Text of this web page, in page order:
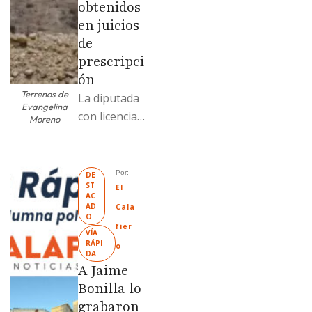
Terrenos de
Evangelina
Moreno
obtenidos
en juicios
de
prescripci
ón
La diputada
con licencia
antecedente
s de
prescripción
positiva; uno
fue
revendido
329% por
encima …
DE
ST
AC
AD
O
VÍA
RÁPI
DA
Por:
El
Cala
fier
o
A Jaime
Bonilla lo
grabaron